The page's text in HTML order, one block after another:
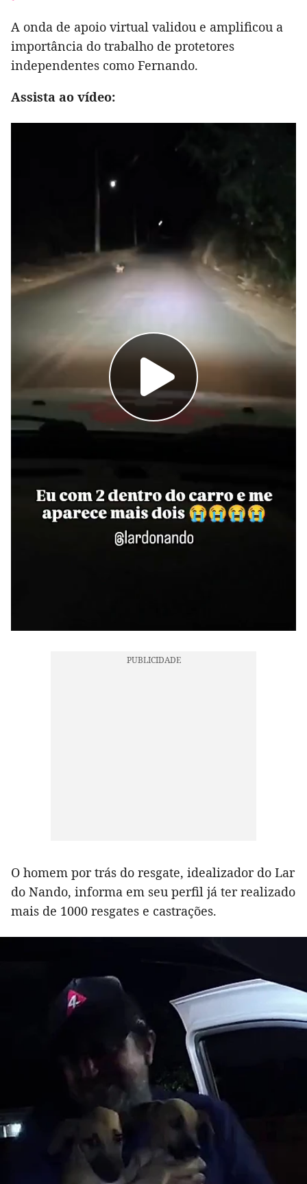
A onda de apoio virtual validou e amplificou a
importância do trabalho de protetores
independentes como Fernando.
Assista ao vídeo:
O homem por trás do resgate, idealizador do Lar
do Nando, informa em seu perfil já ter realizado
mais de 1000 resgates e castrações.